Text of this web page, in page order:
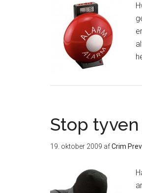
Stop
19. oktober 2009 afCrim Prev